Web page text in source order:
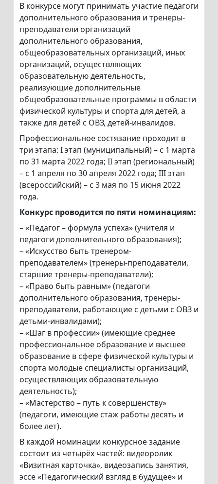
В конкурсе могут принимать участие педагоги
дополнительного образования и тренеры-
преподаватели организаций
дополнительного образования,
общеобразовательных организаций, иных
организаций, осуществляющих
образовательную деятельность,
реализующие дополнительные
общеобразовательные программы в области
физической культуры и спорта для детей, а
также для детей с ОВЗ, детей-инвалидов.
Профессиональное состязание проходит в
три этапа: I этап (муниципальный) – с 1 марта
по 31 марта 2022 года; II этап (региональный)
– с 1 апреля по 30 апреля 2022 года; III этап
(всероссийский) – с 3 мая по 15 июня 2022
года.
Конкурс проводится по пяти номинациям:
– «Педагог – формула успеха» (учителя и
педагоги дополнительного образования);
– «Искусство быть тренером-
преподавателем» (тренеры-преподаватели,
старшие тренеры-преподаватели);
– «Право быть равным» (педагоги
дополнительного образования, тренеры-
преподаватели, работающие с детьми с ОВЗ и
детьми-инвалидами);
– «Шаг в профессии» (имеющие среднее
профессиональное образование и высшее
образование в сфере физической культуры и
спорта молодые специалисты организаций,
осуществляющих образовательную
деятельность);
– «Мастерство – путь к совершенству»
(педагоги, имеющие стаж работы десять и
более лет).
В каждой номинации конкурсное задание
состоит из четырёх частей: видеоролик
«Визитная карточка», видеозапись занятия,
эссе «Педагогический взгляд в будущее» и